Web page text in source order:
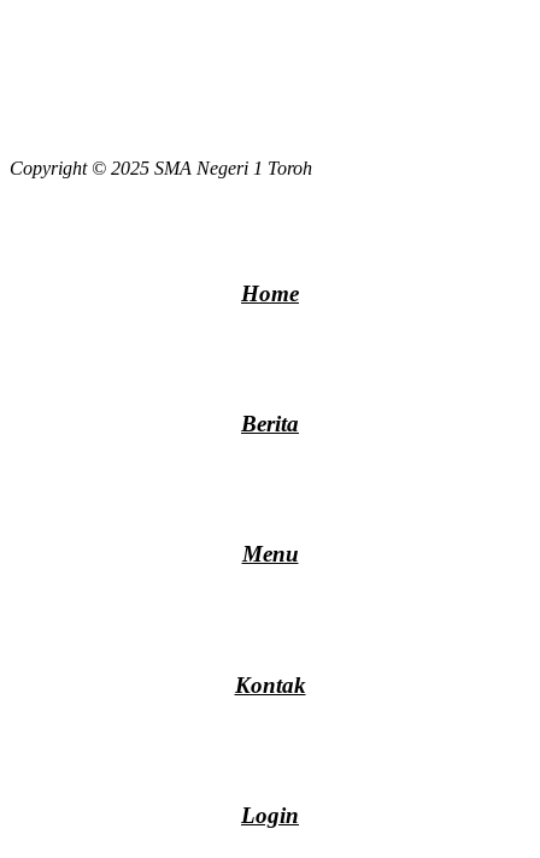
Copyright © 2025 SMA Negeri 1 Toroh
Home
Berita
Menu
Kontak
Login